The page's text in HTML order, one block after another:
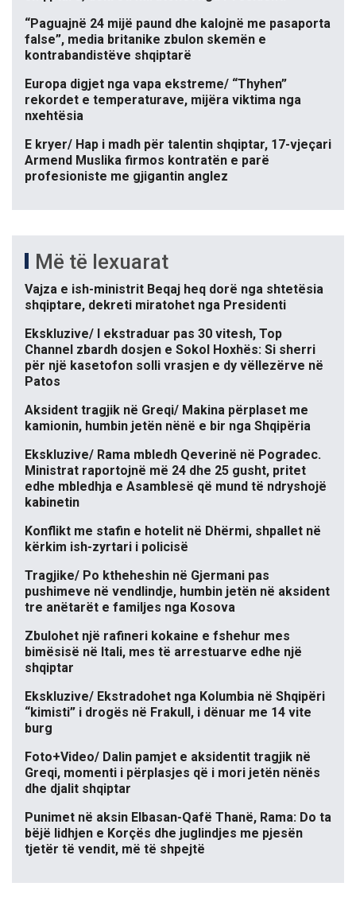
“Paguajnë 24 mijë paund dhe kalojnë me pasaporta
false”, media britanike zbulon skemën e
kontrabandistëve shqiptarë
Europa digjet nga vapa ekstreme/ “Thyhen”
rekordet e temperaturave, mijëra viktima nga
nxehtësia
E kryer/ Hap i madh për talentin shqiptar, 17-vjeçari
Armend Muslika firmos kontratën e parë
profesioniste me gjigantin anglez
Më të lexuarat
Vajza e ish-ministrit Beqaj heq dorë nga shtetësia
shqiptare, dekreti miratohet nga Presidenti
Ekskluzive/ I ekstraduar pas 30 vitesh, Top
Channel zbardh dosjen e Sokol Hoxhës: Si sherri
për një kasetofon solli vrasjen e dy vëllezërve në
Patos
Aksident tragjik në Greqi/ Makina përplaset me
kamionin, humbin jetën nënë e bir nga Shqipëria
Ekskluzive/ Rama mbledh Qeverinë në Pogradec.
Ministrat raportojnë më 24 dhe 25 gusht, pritet
edhe mbledhja e Asamblesë që mund të ndryshojë
kabinetin
Konflikt me stafin e hotelit në Dhërmi, shpallet në
kërkim ish-zyrtari i policisë
Tragjike/ Po ktheheshin në Gjermani pas
pushimeve në vendlindje, humbin jetën në aksident
tre anëtarët e familjes nga Kosova
Zbulohet një rafineri kokaine e fshehur mes
bimësisë në Itali, mes të arrestuarve edhe një
shqiptar
Ekskluzive/ Ekstradohet nga Kolumbia në Shqipëri
“kimisti” i drogës në Frakull, i dënuar me 14 vite
burg
Foto+Video/ Dalin pamjet e aksidentit tragjik në
Greqi, momenti i përplasjes që i mori jetën nënës
dhe djalit shqiptar
Punimet në aksin Elbasan-Qafë Thanë, Rama: Do ta
bëjë lidhjen e Korçës dhe juglindjes me pjesën
tjetër të vendit, më të shpejtë